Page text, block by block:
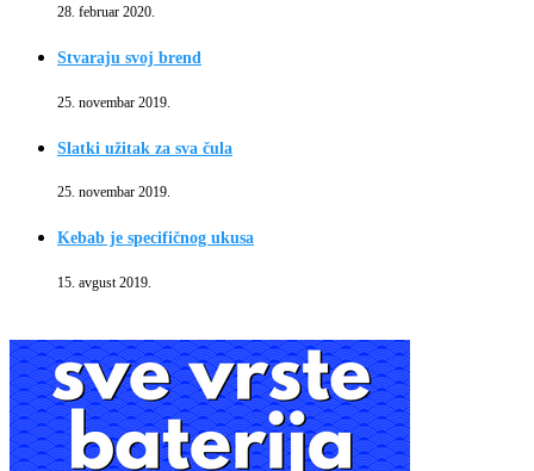
28. februar 2020.
Stvaraju svoj brend
25. novembar 2019.
Slatki užitak za sva čula
25. novembar 2019.
Kebab je specifičnog ukusa
15. avgust 2019.